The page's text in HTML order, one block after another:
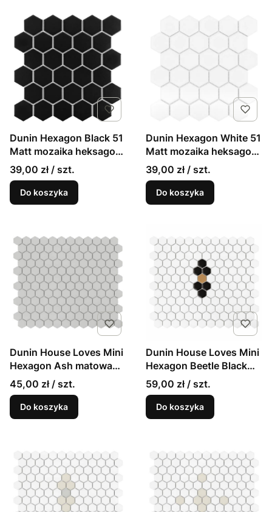
Dunin Hexagon Black 51
Matt mozaika heksagon
czarny 28,2x27,1
39,00 zł / szt.
Do koszyka
Dunin Hexagon White 51
Matt mozaika heksagon
biały 28,2x27,1
39,00 zł / szt.
Do koszyka
Dunin House Loves Mini
Hexagon Ash matowa
mozaika w stylu
angielskim
45,00 zł / szt.
Do koszyka
Dunin House Loves Mini
Hexagon Beetle Black
matowa mozaika
59,00 zł / szt.
Do koszyka